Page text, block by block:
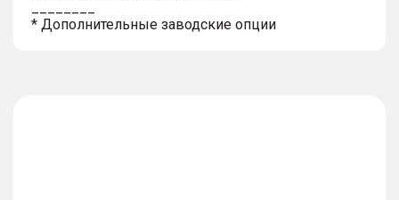
* Дополнительные заводские опции